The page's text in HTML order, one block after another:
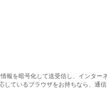
報を暗号化して送受信し、インタ
ているブラウザをお持ちなら、